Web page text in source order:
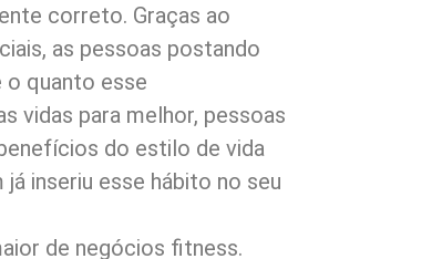
correto. Graças ao
as pessoas postando
quanto esse
vidas para melhor, pessoas
do estilo de vida
inseriu esse hábito no seu
de negócios fitness.